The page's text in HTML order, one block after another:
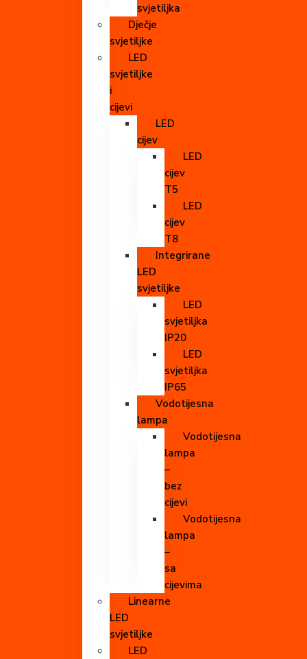
svjetiljka
Dječje
svjetiljke
LED
svjetiljke
i
cijevi
LED
cijev
LED
cijev
T5
LED
cijev
T8
Integrirane
LED
svjetiljke
LED
svjetiljka
IP20
LED
svjetiljka
IP65
Vodotijesna
lampa
Vodotijesna
lampa
–
bez
cijevi
Vodotijesna
lampa
–
sa
cijevima
Linearne
LED
svjetiljke
LED